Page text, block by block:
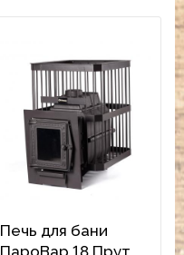
Печь для бани
ПароВар 18 Прут